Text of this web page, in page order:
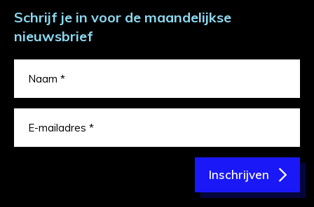
Schrijf je in voor de maandelijkse
nieuwsbrief
Inschrijven